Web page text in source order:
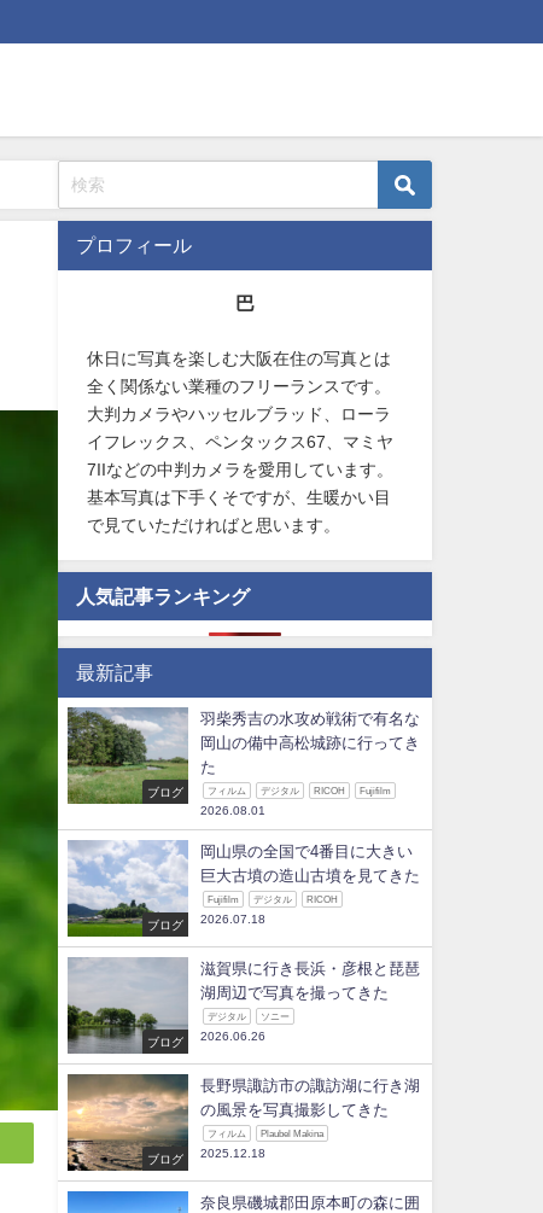
プロフィール
巴
休日に写真を楽しむ大阪在住の写真とは
全く関係ない業種のフリーランスです。
大判カメラやハッセルブラッド、ローラ
イフレックス、ペンタックス67、マミヤ
7IIなどの中判カメラを愛用しています。
基本写真は下手くそですが、生暖かい目
で見ていただければと思います。
人気記事ランキング
最新記事
ブログ
羽柴秀吉の水攻め戦術で有名な
岡山の備中高松城跡に行ってき
た
フィルム デジタル RICOH Fujifilm
2026.08.01
ブログ
岡山県の全国で4番目に大きい
巨大古墳の造山古墳を見てきた
Fujifilm デジタル RICOH
2026.07.18
ブログ
滋賀県に行き長浜・彦根と琵琶
湖周辺で写真を撮ってきた
デジタル ソニー
2026.06.26
ブログ
長野県諏訪市の諏訪湖に行き湖
の風景を写真撮影してきた
フィルム Plaubel Makina
2025.12.18
奈良県磯城郡田原本町の森に囲